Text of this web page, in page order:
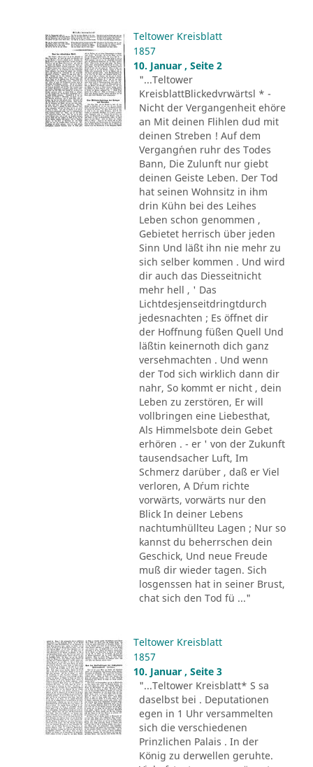
Teltower Kreisblatt
1857
10. Januar , Seite 2
"...Teltower
KreisblattBlickedvrwärtsl * -
Nicht der Vergangenheit ehöre
an Mit deinen Flihlen dud mit
deinen Streben ! Auf dem
Vergang´nen ruhr des Todes
Bann, Die Zulunft nur giebt
deinen Geiste Leben. Der Tod
hat seinen Wohnsitz in ihm
drin Kühn bei des Leihes
Leben schon genommen ,
Gebietet herrisch über jeden
Sinn Und läßt ihn nie mehr zu
sich selber kommen . Und wird
dir auch das Diesseitnicht
mehr hell , ' Das
Lichtdesjenseitdringtdurch
jedesnachten ; Es öffnet dir
der Hoffnung füßen Quell Und
läßtin keinernoth dich ganz
versehmachten . Und wenn
der Tod sich wirklich dann dir
nahr, So kommt er nicht , dein
Leben zu zerstören, Er will
vollbringen eine Liebesthat,
Als Himmelsbote dein Gebet
erhören . - er ' von der Zukunft
tausendsacher Luft, Im
Schmerz darüber , daß er Viel
verloren, A D´rum richte
vorwärts, vorwärts nur den
Blick In deiner Lebens
nachtumhüllteu Lagen ; Nur so
kannst du beherrschen dein
Geschick, Und neue Freude
muß dir wieder tagen. Sich
losgenssen hat in seiner Brust,
chat sich den Tod fü ..."
Teltower Kreisblatt
1857
10. Januar , Seite 3
"...Teltower Kreisblatt* S sa
daselbst bei . Deputationen
egen in 1 Uhr versammelten
sich die verschiedenen
Prinzlichen Palais . In der
König zu derwellen geruhte.